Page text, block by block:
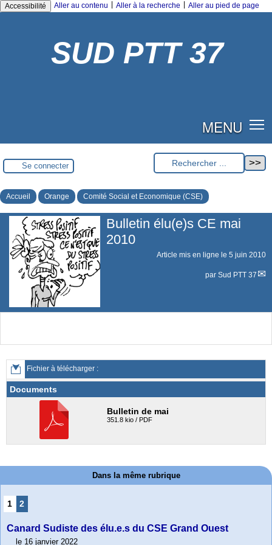
Accessibilité Aller au contenu Aller à la recherche Aller au pied de page
SUD PTT 37
MENU
Se connecter
Accueil Orange Comité Social et Economique (CSE)
Bulletin élu(e)s CE mai
2010
Article mis en ligne le 5 juin 2010
par Sud PTT 37
Fichier à télécharger :
Documents
Bulletin de mai
351.8 kio / PDF
Dans la même rubrique
1 2
Canard Sudiste des élu.e.s du CSE Grand Ouest
le 16 janvier 2022